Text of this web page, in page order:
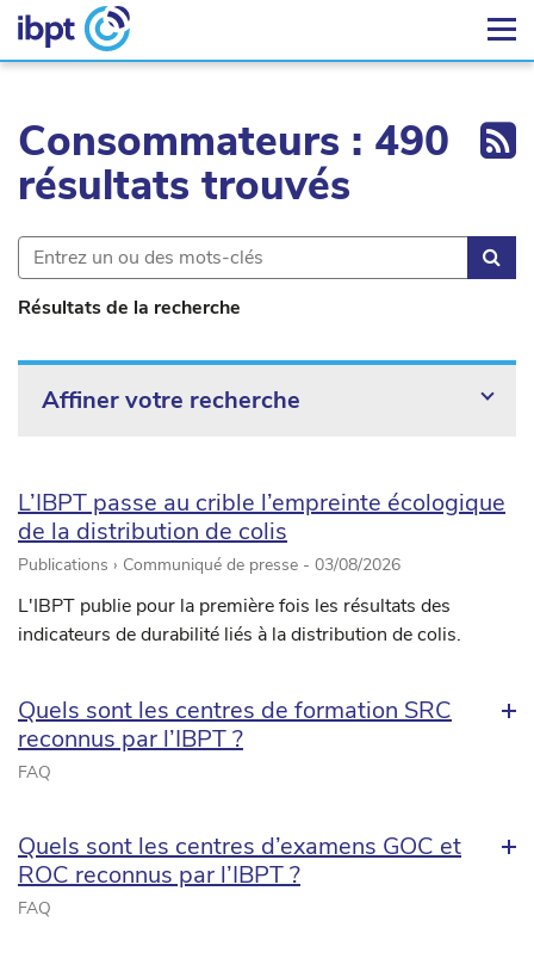
Consommateurs : 490
résultats trouvés
Résultats de la recherche
Affiner votre recherche
L’IBPT passe au crible l’empreinte écologique
de la distribution de colis
Publications › Communiqué de presse - 03/08/2026
L'IBPT publie pour la première fois les résultats des
indicateurs de durabilité liés à la distribution de colis.
Quels sont les centres de formation SRC
reconnus par l’IBPT ?
FAQ
Quels sont les centres d’examens GOC et
ROC reconnus par l’IBPT ?
FAQ